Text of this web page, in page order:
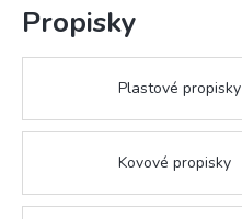
Propisky
Plastové propisky
Kovové propisky